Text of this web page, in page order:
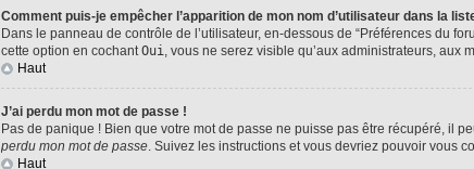
Comment puis-je empêcher l’apparition de mon nom d’utilisateur dans la
Dans le panneau de contrôle de l’utilisateur, en-dessous de “Préférences du
cette option en cochantOui, vous ne serez visible qu’aux administrateurs, aux
Haut
J’ai perdu mon mot de passe !
Pas de panique ! Bien que votre mot de passe ne puisse pas être récupéré, il
perdu mon mot de passe. Suivez les instructions et vous devriez pouvoir vous
Haut